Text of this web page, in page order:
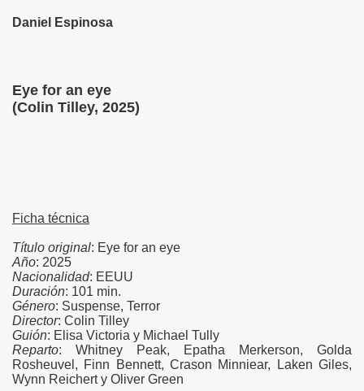
Daniel Espinosa
Eye for an eye
(Colin Tilley, 2025)
Ficha técnica
Título original: Eye for an eye
Año: 2025
Nacionalidad: EEUU
Duración: 101 min.
Género: Suspense, Terror
Director: Colin Tilley
Guión: Elisa Victoria y Michael Tully
Reparto: Whitney Peak, Epatha Merkerson, Golda
Rosheuvel, Finn Bennett, Crason Minniear, Laken Giles,
Wynn Reichert y Oliver Green